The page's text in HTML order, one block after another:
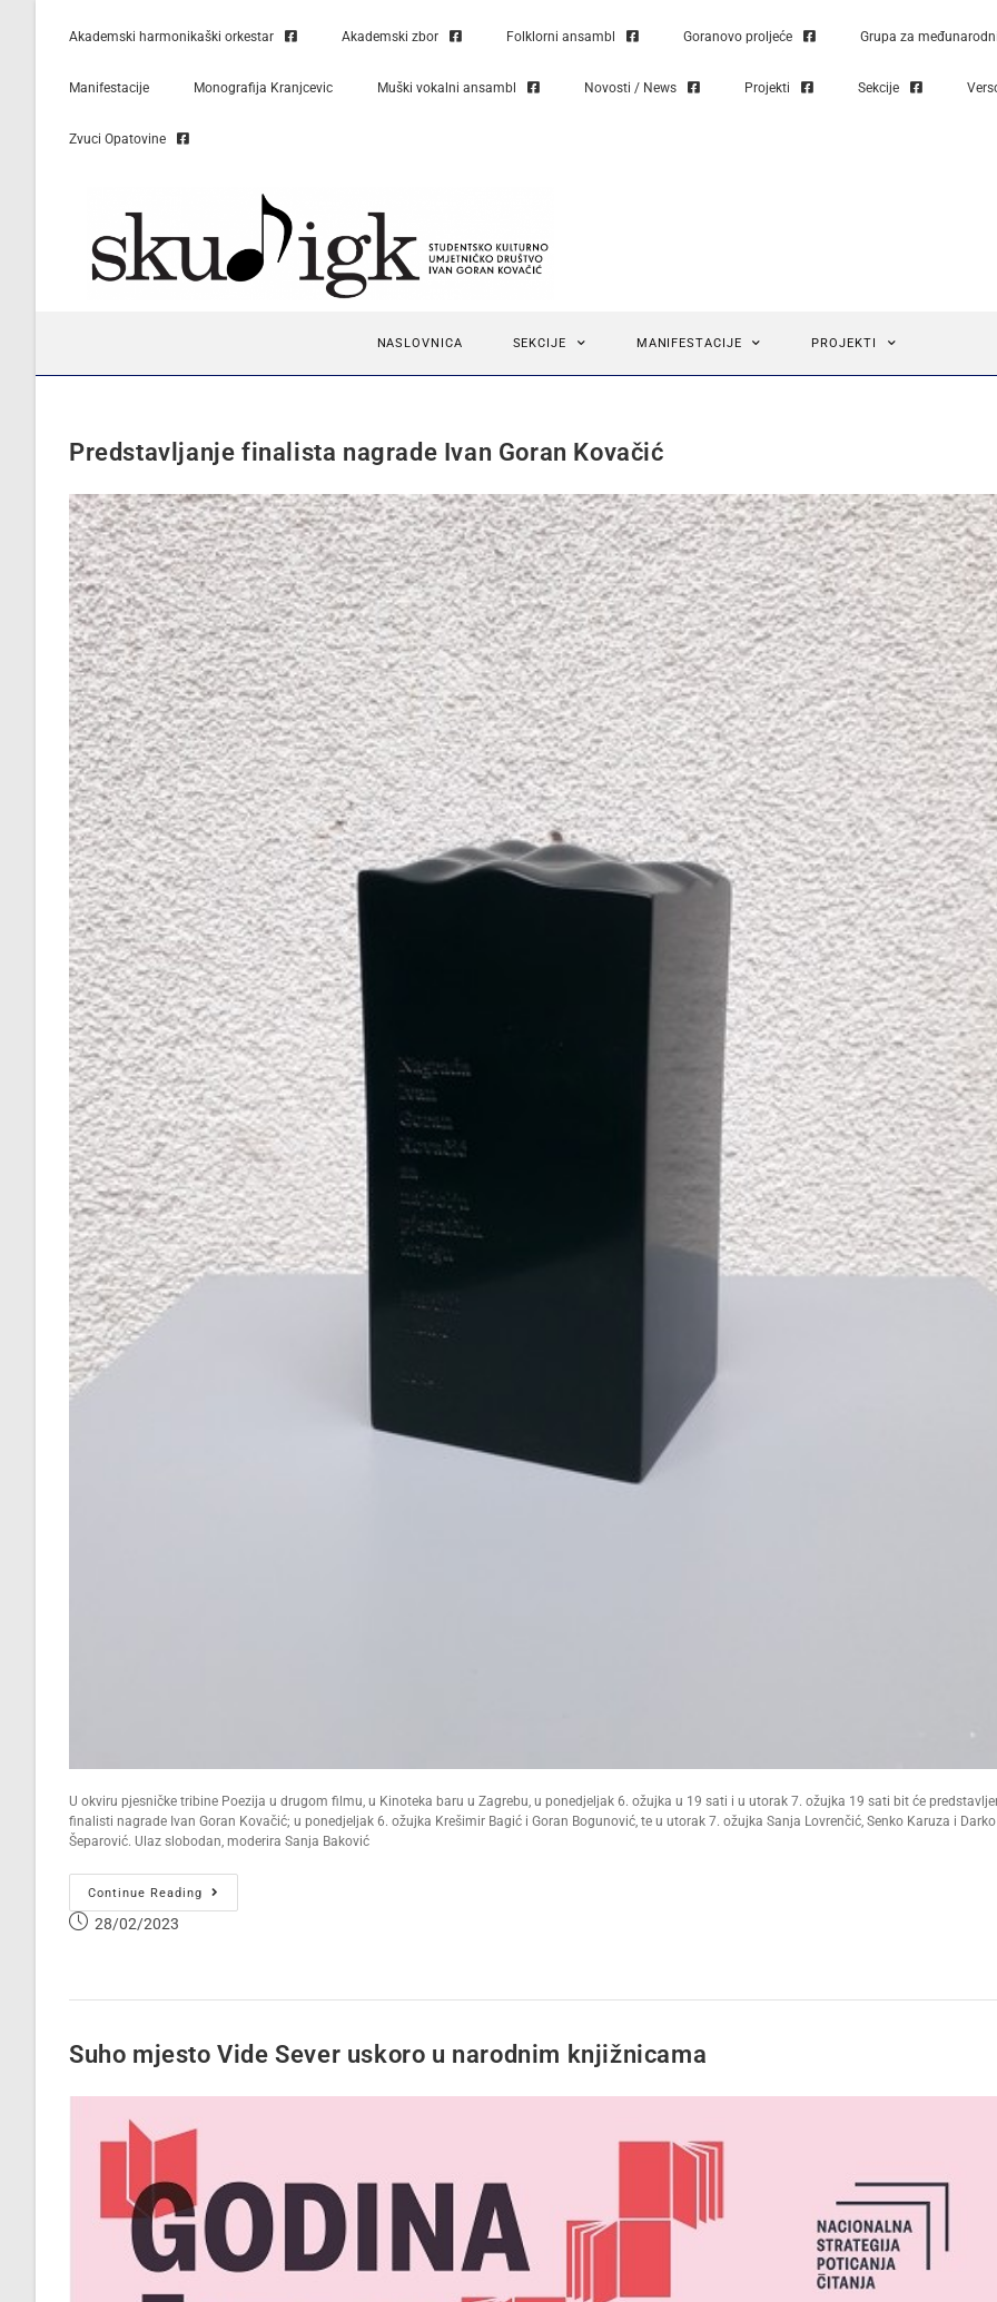
Akademski harmonikaški orkestar Akademski zbor Folklorni ansambl Goranovo proljeće Grupa za
Manifestacije Monografija Kranjcevic Muški vokalni ansambl Novosti / News Projekti Sekcije
Zvuci Opatovine
NASLOVNICA SEKCIJE MANIFESTACIJE PROJEKTI
Predstavljanje finalista nagrade Ivan Goran Kovačić
U okviru pjesničke tribine Poezija u drugom filmu, u Kinoteka baru u Zagrebu, u ponedjeljak 6. ožujka u 19 sati i u utorak 7. ožujka 19 sati bit će
finalisti nagrade Ivan Goran Kovačić; u ponedjeljak 6. ožujka Krešimir Bagić i Goran Bogunović, te u utorak 7. ožujka Sanja Lovrenčić, Senko Karuza i Darko
Šeparović. Ulaz slobodan, moderira Sanja Baković
Continue Reading
28/02/2023
Suho mjesto Vide Sever uskoro u narodnim knjižnicama